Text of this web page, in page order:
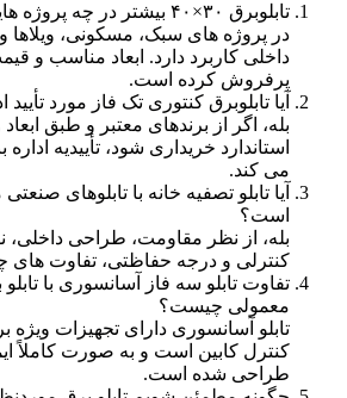
تابلوبرق ۳۰×۴۰ بیشتر در چه پروژه‌ هایی کاربرد دارد؟
در پروژه‌ های سبک، مسکونی، ویلاها
داخلی کاربرد دارد. ابعاد مناسب و
پرفروش کرده است.
آیا تابلوبرق کنتوری تک فاز مورد
بله، اگر از برندهای معتبر و طبق
استاندارد خریداری شود، تأییدیه
می‌ کند.
آیا تابلو تصفیه‌ خانه با تابلوهای
است؟
بله، از نظر مقاومت، طراحی داخلی،
کنترلی و درجه حفاظتی، تفاوت‌ های
تفاوت تابلو سه فاز آسانسوری با
معمولی چیست؟
تابلو آسانسوری دارای تجهیزات ویژه
کنترل کابین است و به‌ صورت کاملاً
طراحی شده است.